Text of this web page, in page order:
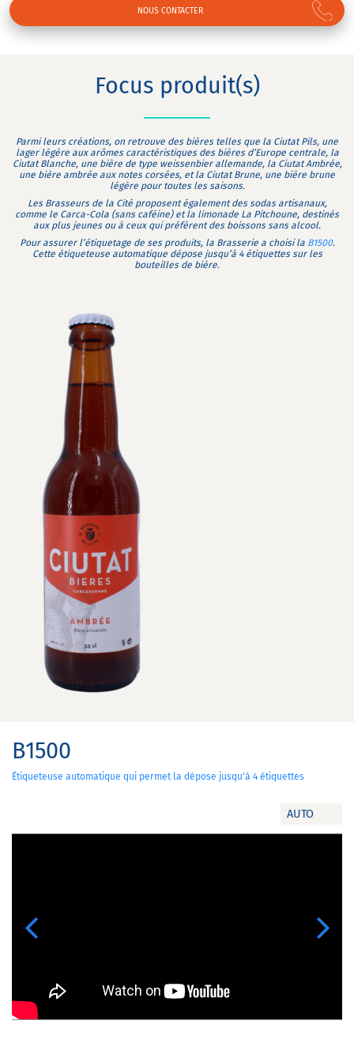
NOUS CONTACTER
Focus produit(s)
Parmi leurs créations, on retrouve des bières telles que la Ciutat Pils, une
lager légère aux arômes caractéristiques des bières d’Europe centrale, la
Ciutat Blanche, une bière de type weissenbier allemande, la Ciutat Ambrée,
une bière ambrée aux notes corsées, et la Ciutat Brune, une bière brune
légère pour toutes les saisons.
Les Brasseurs de la Cité proposent également des sodas artisanaux,
comme le Carca-Cola (sans caféine) et la limonade La Pitchoune, destinés
aux plus jeunes ou à ceux qui préfèrent des boissons sans alcool.
Pour assurer l’étiquetage de ses produits, la Brasserie a choisi la B1500.
Cette étiqueteuse automatique dépose jusqu’à 4 étiquettes sur les
bouteilles de bière.
AUTO
Previous Next
B1500
Étiqueteuse automatique qui permet la dépose jusqu'à 4 étiquettes